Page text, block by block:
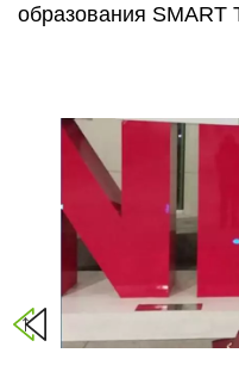
образования SMART